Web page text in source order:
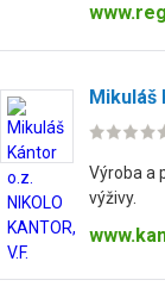
Mikuláš
Výroba a
výživy.